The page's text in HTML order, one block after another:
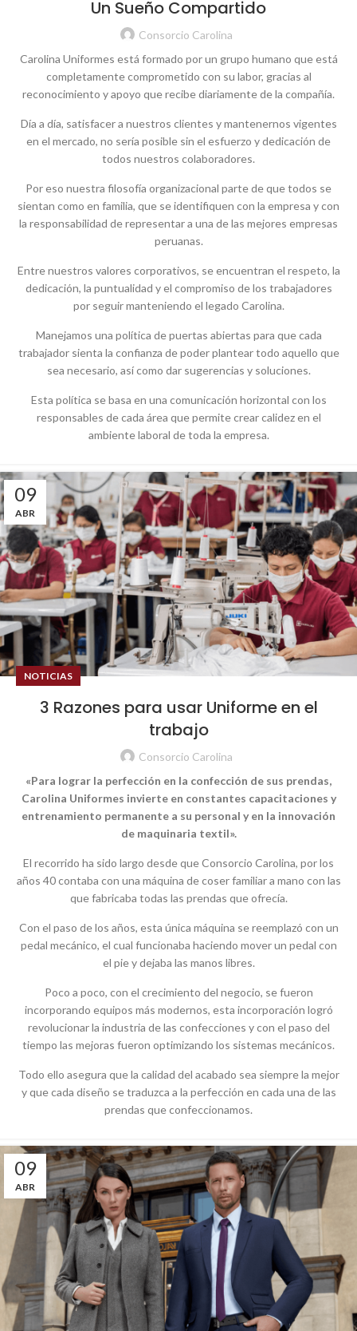
Un Sueño Compartido
Consorcio Carolina
Carolina Uniformes está formado por un grupo humano que está
completamente comprometido con su labor, gracias al
reconocimiento y apoyo que recibe diariamente de la compañía.
Día a día, satisfacer a nuestros clientes y mantenernos vigentes
en el mercado, no sería posible sin el esfuerzo y dedicación de
todos nuestros colaboradores.
Por eso nuestra filosofía organizacional parte de que todos se
sientan como en familia, que se identifiquen con la empresa y con
la responsabilidad de representar a una de las mejores empresas
peruanas.
Entre nuestros valores corporativos, se encuentran el respeto, la
dedicación, la puntualidad y el compromiso de los trabajadores
por seguir manteniendo el legado Carolina.
Manejamos una política de puertas abiertas para que cada
trabajador sienta la confianza de poder plantear todo aquello que
sea necesario, así como dar sugerencias y soluciones.
Esta política se basa en una comunicación horizontal con los
responsables de cada área que permite crear calidez en el
ambiente laboral de toda la empresa.
09
ABR
NOTICIAS
3 Razones para usar Uniforme en el
trabajo
Consorcio Carolina
«Para lograr la perfección en la confección de sus prendas,
Carolina Uniformes invierte en constantes capacitaciones y
entrenamiento permanente a su personal y en la innovación
de maquinaria textil».
El recorrido ha sido largo desde que Consorcio Carolina, por los
años 40 contaba con una máquina de coser familiar a mano con las
que fabricaba todas las prendas que ofrecía.
Con el paso de los años, esta única máquina se reemplazó con un
pedal mecánico, el cual funcionaba haciendo mover un pedal con
el pie y dejaba las manos libres.
Poco a poco, con el crecimiento del negocio, se fueron
incorporando equipos más modernos, esta incorporación logró
revolucionar la industria de las confecciones y con el paso del
tiempo las mejoras fueron optimizando los sistemas mecánicos.
Todo ello asegura que la calidad del acabado sea siempre la mejor
y que cada diseño se traduzca a la perfección en cada una de las
prendas que confeccionamos.
09
ABR